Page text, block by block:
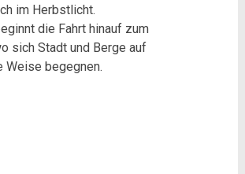
im Herbstlicht.
die Fahrt hinauf zum
sich Stadt und Berge auf
Weise begegnen.